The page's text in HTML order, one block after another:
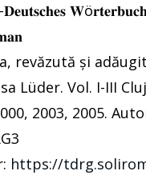
revăzută și
Lüder. Vol. I-III
2003, 2005.
https://